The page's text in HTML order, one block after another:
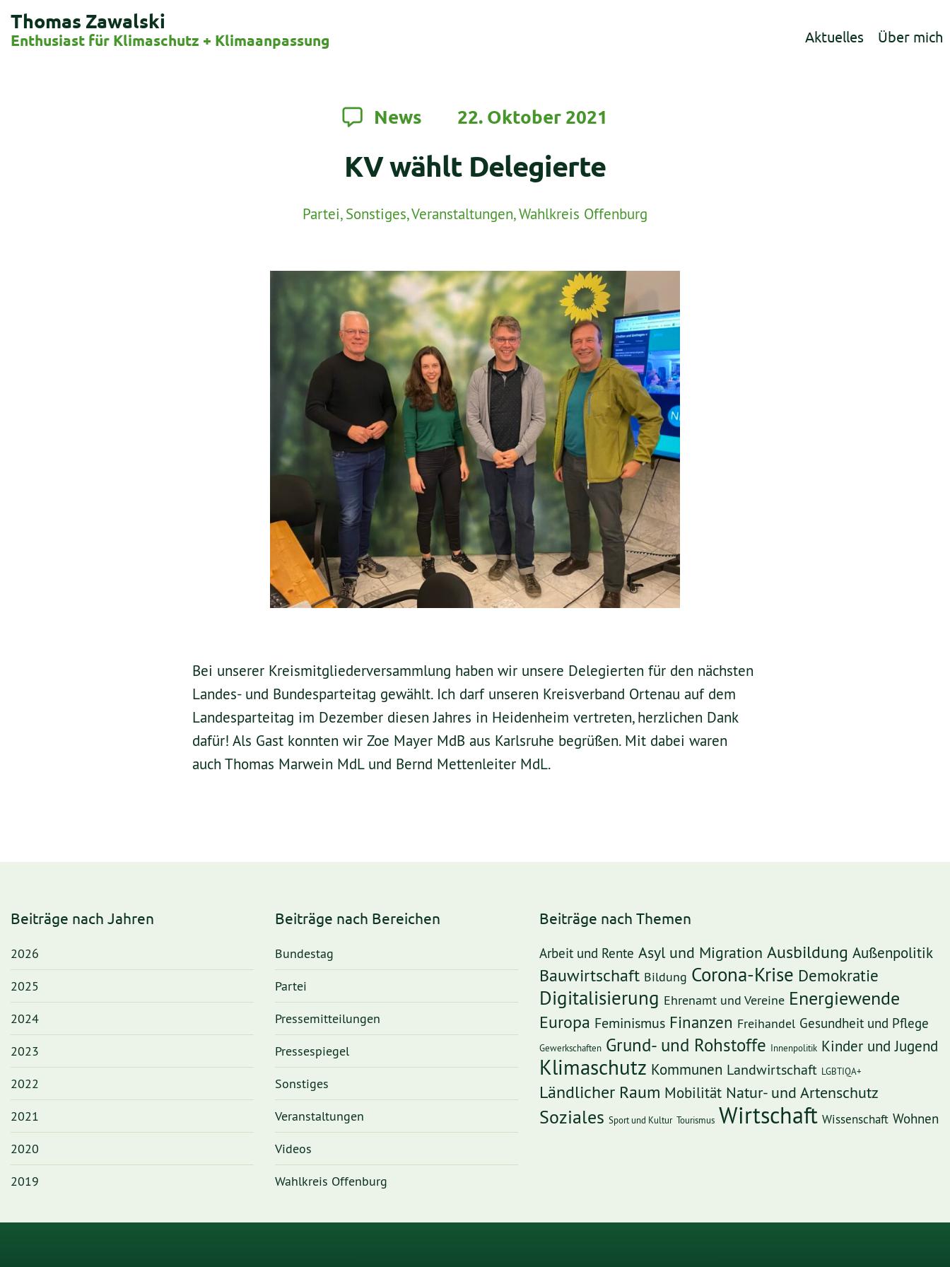
Thomas Zawalski
Enthusiast für Klimaschutz + Klimaanpassung Aktuelles Über mich
News 22. Oktober 2021
KV wählt Delegierte
Partei, Sonstiges,Veranstaltungen,Wahlkreis Offenburg
Bei unserer Kreismitgliederversammlung haben wir unsere Delegierten für den nächsten
Landes- und Bundesparteitag gewählt. Ich darf unseren Kreisverband Ortenau auf dem
Landesparteitag im Dezember diesen Jahres in Heidenheim vertreten, herzlichen Dank
dafür! Als Gast konnten wir Zoe Mayer MdB aus Karlsruhe begrüßen. Mit dabei waren
auch Thomas Marwein MdL und Bernd Mettenleiter MdL.
Beiträge nach Jahren
2026
2025
2024
2023
2022
2021
2020
2019
Beiträge nach Bereichen
Bundestag
Partei
Pressemitteilungen
Pressespiegel
Sonstiges
Veranstaltungen
Videos
Wahlkreis Offenburg
Beiträge nach Themen
Arbeit und Rente Asyl und Migration Ausbildung Außenpolitik
Bauwirtschaft Bildung Corona-Krise Demokratie
Digitalisierung Ehrenamt und Vereine Energiewende
Europa Feminismus Finanzen Freihandel Gesundheit und Pflege
Gewerkschaften Grund- und Rohstoffe Innenpolitik Kinder und Jugend
Klimaschutz Kommunen Landwirtschaft LGBTIQA+
Ländlicher Raum Mobilität Natur- und Artenschutz
Soziales Sport und Kultur Tourismus Wirtschaft Wissenschaft Wohnen